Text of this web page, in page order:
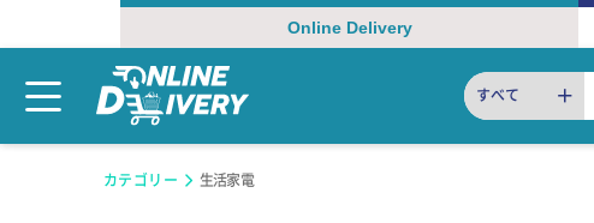
Online Delivery
すべて
カテゴリー 生活家電